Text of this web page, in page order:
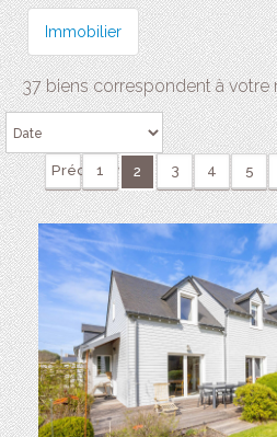
Immobilier
37 biens correspondent à votre
Précédente
1 2 3 4 5